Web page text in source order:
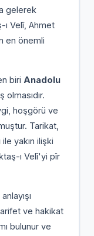
gelerek
Velî, Ahmet
en önemli
biri Anadolu
hoşgörü ve
Tarikat,
ile yakın ilişki
ı Velî'yi pîr
anlayışı
ve hakikat
bulunur ve